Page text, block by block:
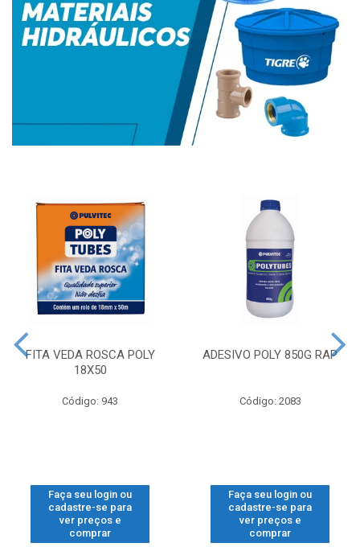
FITA VEDA ROSCA POLY
18X50
Código: 943
Faça seu login ou
cadastre-se para
ver preços e
comprar
ADESIVO POLY 850G RAP
Código: 2083
Faça seu login ou
cadastre-se para
ver preços e
comprar